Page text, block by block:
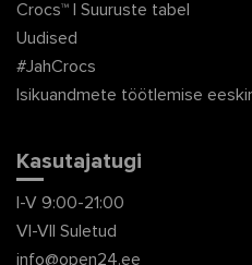
Crocs™ | Suuruste tabel
Uudised
#JahCrocs
Isikuandmete töötlemise
Kasutajatugi
I-V 9:00-21:00
VI-VII Suletud
info@open24.ee